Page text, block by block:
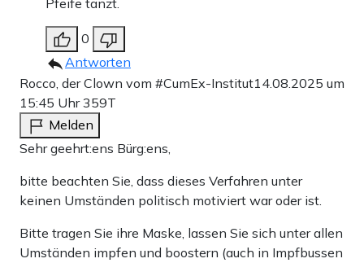
Pfeife tanzt.
0
Antworten
Rocco, der Clown vom #CumEx-Institut14.08.2025 um
15:45 Uhr359T
Melden
Sehr geehrt:ens Bürg:ens,
bitte beachten Sie, dass dieses Verfahren unter
keinen Umständen politisch motiviert war oder ist.
Bitte tragen Sie ihre Maske, lassen Sie sich unter allen
Umständen impfen und boostern (auch in Impfbussen